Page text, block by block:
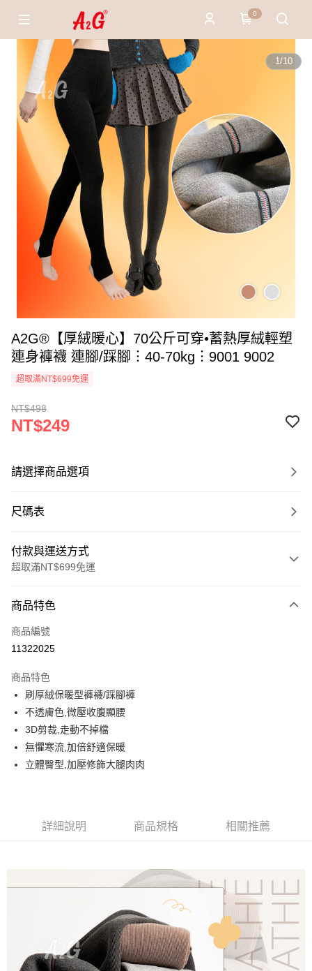
0
1/10
A2G®【厚絨暖心】70公斤可穿•蓄熱厚絨輕塑
連身褲襪 連腳/踩腳︙40-70kg︙9001 9002
超取滿NT$699免運
NT$498
NT$249
請選擇商品選項
尺碼表
付款與運送方式
超取滿NT$699免運
信用卡一次付款
超商取貨付款
街口支付
悠遊付
AFTEE先享後付
相關說明
２．便利：只要手機號碼，簡訊認證，即可結帳。
１．於結帳方式選擇「AFTEE先享後付」後，將跳轉至「AFTEE先享後付」
結帳頁面，進行簡訊認證並確認金額後，即可完成結帳。
２．訂單成立數日內，您將收到繳費通知簡訊。
３．收到繳費通知簡訊後14天內，點擊此簡訊中的連結，可透過四大超商／
ATM／網路銀行／等多元方式進行付款，方視為交易完成。
※ 請注意：結帳手續完成當下不需立刻繳費，但若您需要取消訂單，請聯絡
購買商品的店家。未經商家同意取消之訂單仍視為有效，需透過AFTEE先享
後付繳納相關費用。
運送方式
付款後全家取貨
每筆NT$60，滿NT$699(含以上)免運費
每筆NT$60，滿NT$699(含以上)免運費
商品特色
商品編號
11322025
商品特色
刷厚絨保暖型褲襪/踩腳褲
不透膚色,微壓收腹顯腰
3D剪裁,走動不掉檔
無懼寒流,加倍舒適保暖
立體臀型,加壓修飾大腿肉肉
詳細說明 商品規格 相關推薦